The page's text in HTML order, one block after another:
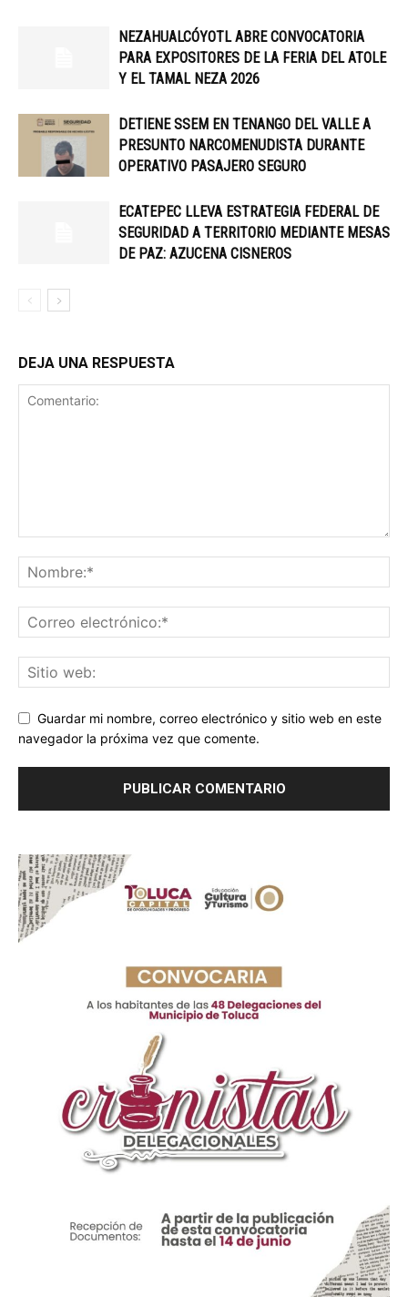
NEZAHUALCÓYOTL ABRE CONVOCATORIA
PARA EXPOSITORES DE LA FERIA DEL ATOLE
Y EL TAMAL NEZA 2026
DETIENE SSEM EN TENANGO DEL VALLE A
PRESUNTO NARCOMENUDISTA DURANTE
OPERATIVO PASAJERO SEGURO
ECATEPEC LLEVA ESTRATEGIA FEDERAL DE
SEGURIDAD A TERRITORIO MEDIANTE MESAS
DE PAZ: AZUCENA CISNEROS
DEJA UNA RESPUESTA
Guardar mi nombre, correo electrónico y sitio web en este
navegador la próxima vez que comente.